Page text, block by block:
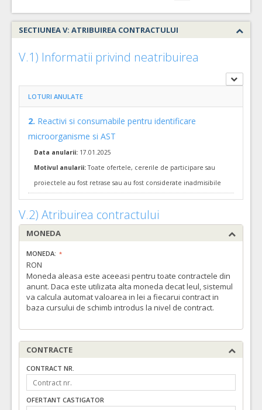
SECTIUNEA V: ATRIBUIREA CONTRACTULUI
V.1) Informatii privind neatribuirea
LOTURI ANULATE
2. Reactivi si consumabile pentru identificare
microorganisme si AST
Data anularii: 17.01.2025
Motivul anularii:Toate ofertele, cererile de participare sau
proiectele au fost retrase sau au fost considerate inadmisibile
V.2) Atribuirea contractului
MONEDA
MONEDA:
RON
Moneda aleasa este aceeasi pentru toate contractele din
anunt. Daca este utilizata alta moneda decat leul, sistemul
va calcula automat valoarea in lei a fiecarui contract in
baza cursului de schimb introdus la nivel de contract.
CONTRACTE
CONTRACT NR.
OFERTANT CASTIGATOR